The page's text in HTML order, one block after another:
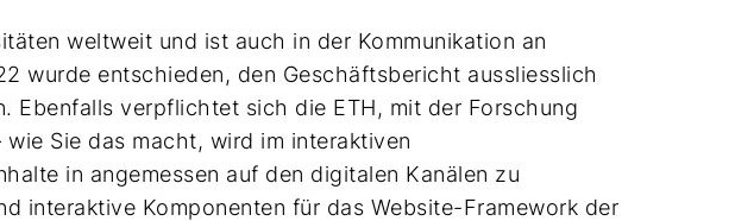
weltweit und ist auch in der Kommunikation an
wurde entschieden, den Geschäftsbericht aussliesslich
Ebenfalls verpflichtet sich die ETH, mit der Forschung
Sie das macht, wird im interaktiven
in angemessen auf den digitalen Kanälen zu
interaktive Komponenten für das Website-Framework der